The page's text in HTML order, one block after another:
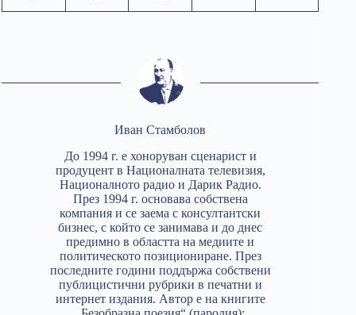
Иван Стамболов
До 1994 г. е хоноруван сценарист и
продуцент в Националната телевизия,
Националното радио и Дарик Радио.
През 1994 г. основава собствена
компания и се заема с консултантски
бизнес, с който се занимава и до днес
предимно в областта на медиите и
политическото позициониране. През
последните години поддържа собствени
публицистични рубрики в печатни и
интернет издания. Автор е на книгите